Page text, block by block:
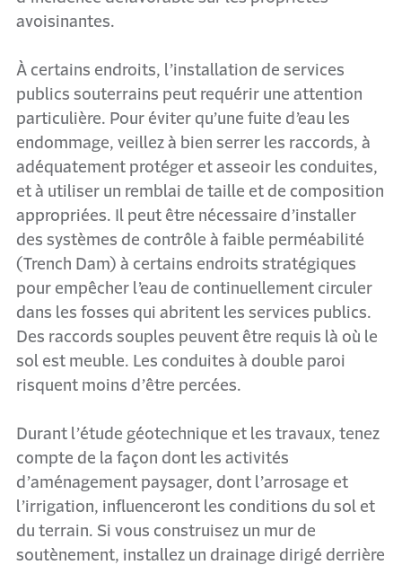
avoisinantes.
À certains endroits, l’installation de services
publics souterrains peut requérir une attention
particulière. Pour éviter qu’une fuite d’eau les
endommage, veillez à bien serrer les raccords, à
adéquatement protéger et asseoir les conduites,
et à utiliser un remblai de taille et de composition
appropriées. Il peut être nécessaire d’installer
des systèmes de contrôle à faible perméabilité
(Trench Dam) à certains endroits stratégiques
pour empêcher l’eau de continuellement circuler
dans les fosses qui abritent les services publics.
Des raccords souples peuvent être requis là où le
sol est meuble. Les conduites à double paroi
risquent moins d’être percées.
Durant l’étude géotechnique et les travaux, tenez
compte de la façon dont les activités
d’aménagement paysager, dont l’arrosage et
l’irrigation, influenceront les conditions du sol et
du terrain. Si vous construisez un mur de
soutènement, installez un drainage dirigé derrière